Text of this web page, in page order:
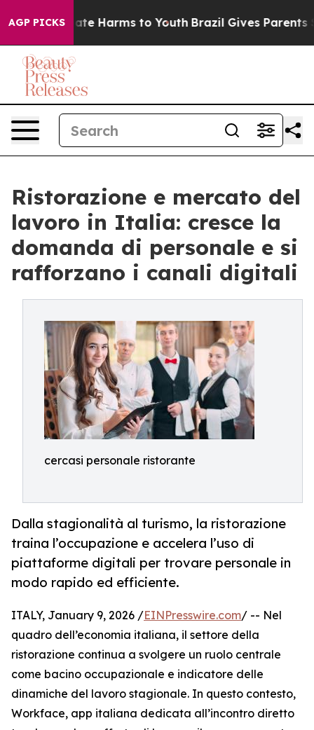
AGP PICKS
to Abate Harms to Youth Brazil Gives Parents
Ristorazione e mercato del
lavoro in Italia: cresce la
domanda di personale e si
rafforzano i canali digitali
cercasi personale ristorante
Dalla stagionalità al turismo, la ristorazione
traina l’occupazione e accelera l’uso di
piattaforme digitali per trovare personale in
modo rapido ed efficiente.
ITALY, January 9, 2026 /EINPresswire.com/ -- Nel
quadro dell’economia italiana, il settore della
ristorazione continua a svolgere un ruolo centrale
come bacino occupazionale e indicatore delle
dinamiche del lavoro stagionale. In questo contesto,
Workface, app italiana dedicata all’incontro diretto